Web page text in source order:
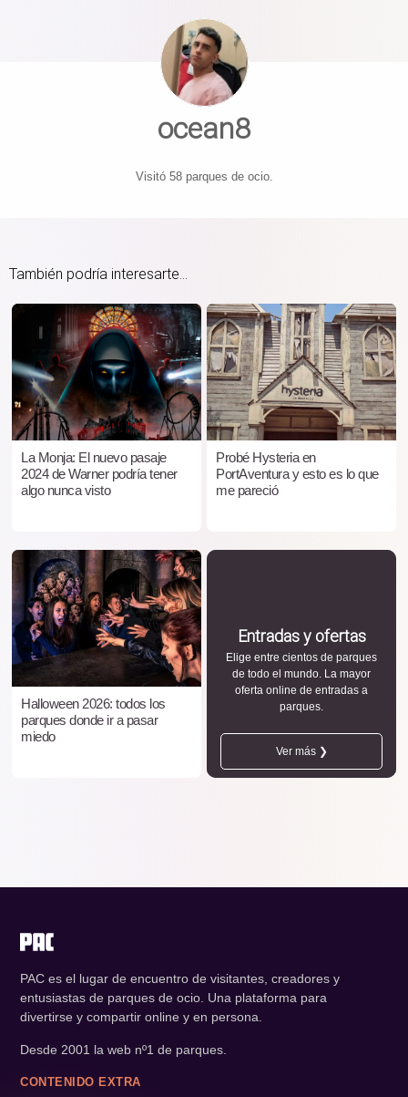
ocean8
Visitó 58 parques de ocio.
También podría interesarte...
La Monja: El nuevo pasaje
2024 de Warner podría tener
algo nunca visto
Probé Hysteria en
PortAventura y esto es lo que
me pareció
Halloween 2026: todos los
parques donde ir a pasar
miedo
Entradas y ofertas
Elige entre cientos de parques
de todo el mundo. La mayor
oferta online de entradas a
parques.
Ver más ❯
PAC es el lugar de encuentro de visitantes, creadores y
entusiastas de parques de ocio. Una plataforma para
divertirse y compartir online y en persona.
Desde 2001 la web nº1 de parques.
CONTENIDO EXTRA